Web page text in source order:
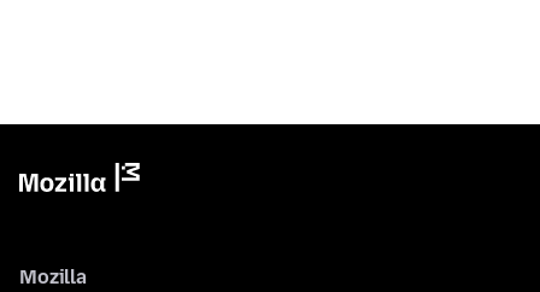
Mozilla